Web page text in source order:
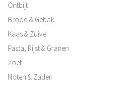
Ontbijt
Brood & Gebak
Kaas & Zuivel
Pasta, Rijst & Granen
Zoet
Noten & Zaden